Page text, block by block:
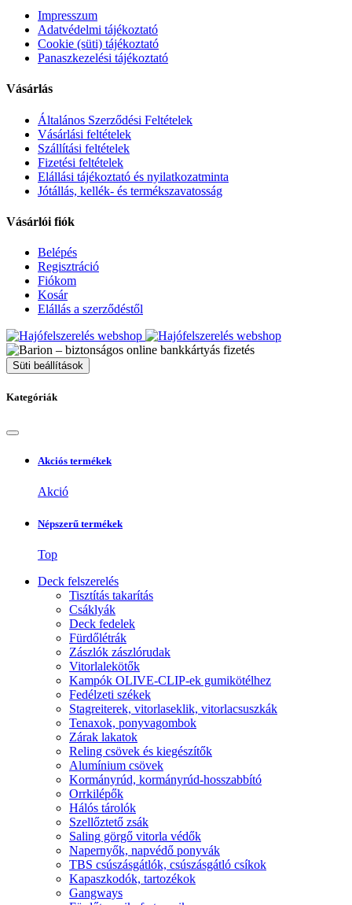
Impresszum
Adatvédelmi tájékoztató
Cookie (süti) tájékoztató
Panaszkezelési tájékoztató
Vásárlás
Általános Szerződési Feltételek
Vásárlási feltételek
Szállítási feltételek
Fizetési feltételek
Elállási tájékoztató és nyilatkozatminta
Jótállás, kellék- és termékszavatosság
Vásárlói fiók
Belépés
Regisztráció
Fiókom
Kosár
Elállás a szerződéstől
Süti beállítások
Kategóriák
Akciós termékek
Akció
Népszerű termékek
Top
Deck felszerelés
Tisztítás takarítás
Csáklyák
Deck fedelek
Fürdőlétrák
Zászlók zászlórudak
Vitorlalekötők
Kampók OLIVE-CLIP-ek gumikötélhez
Fedélzeti székek
Stagreiterek, vitorlaseklik, vitorlacsuszkák
Tenaxok, ponyvagombok
Zárak lakatok
Reling csövek és kiegészítők
Alumínium csövek
Kormányrúd, kormányrúd-hosszabbító
Orrkilépők
Hálós tárolók
Szellőztető zsák
Saling görgő vitorla védők
Napernyők, napvédő ponyvák
TBS csúszásgátlók, csúszásgátló csíkok
Kapaszkodók, tartozékok
Gangways